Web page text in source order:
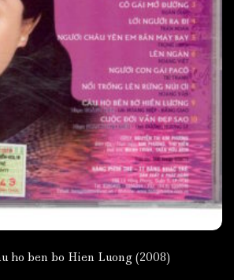
ho ben bo Hien Luong (2008)